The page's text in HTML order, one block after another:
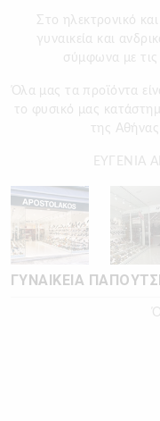
Στο ηλεκτρονικό
γυναικεία και
σύμφωνα με τις
Όλα μας τα προϊόντα
το φυσικό μας
της
ΕΥΓΕΝΙΑ
ΓΥΝΑΙΚΕΙΑ